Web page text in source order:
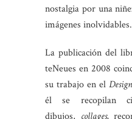
nostalgia por una
imágenes inolvidables.
La publicación del
teNeues en 2008
su trabajo en el
él se recopilan
dibujos, collages,